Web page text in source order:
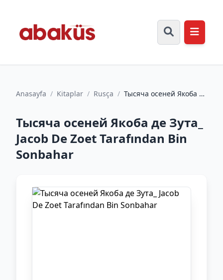
Anasayfa / Kitaplar / Rusça / Тысяча осеней Якоба де
Sonbaha...
Тысяча осеней Якоба де Зута_
Jacob De Zoet Tarafından Bin
Sonbahar